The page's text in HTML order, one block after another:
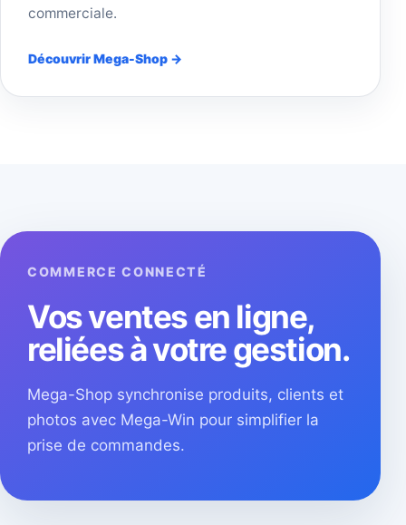
commerciale.
Découvrir Mega-Shop →
COMMERCE CONNECTÉ
Vos ventes en ligne,
reliées à votre gestion.
Mega-Shop synchronise produits, clients et
photos avec Mega-Win pour simplifier la
prise de commandes.